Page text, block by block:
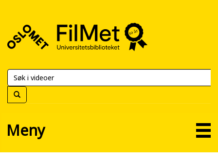
FilMet
Universitetsbiblioteket
Meny